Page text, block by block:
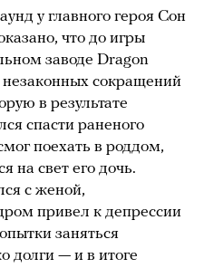
у главного героя Сон
что до игры
заводе Dragon
незаконных сокращений
в результате
спасти раненого
поехать в роддом,
на свет его дочь.
с женой,
привел к депрессии
заняться
долги — и в итоге